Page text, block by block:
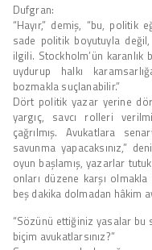
Dufgran:
“Hayır,” demiş, “bu, politik
sade politik boyutuyla
ilgili. Stockholm’ün karanlık
uydurup halkı
bozmakla suçlanabilir.”
Dört politik yazar yerine
yargıç, savcı rolleri
çağrılmış. Avukatlara
savunma yapacaksınız,”
oyun başlamış, yazarlar
onları düzene karşı
beş dakika dolmadan hâkim
“Sözünü ettiğiniz yasalar bu
biçim avukatlarsınız?”